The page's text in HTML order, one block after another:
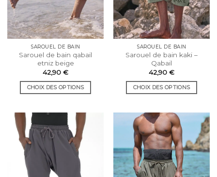
du
produit
du
produit
SAROUEL DE BAIN
Sarouel de bain qabail
etniz beige
42,90 €
CHOIX DES OPTIONS
plusieurs
variations.
Les
options
peuvent
SAROUEL DE BAIN
Sarouel de bain kaki –
Qabail
42,90 €
CHOIX DES OPTIONS
plusieurs
variations.
Les
options
peuvent